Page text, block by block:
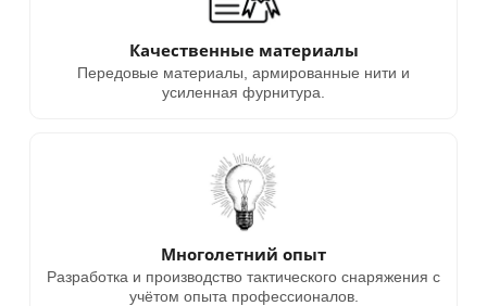
Качественные материалы
Передовые материалы, армированные нити и
усиленная фурнитура.
Многолетний опыт
Разработка и производство тактического снаряжения с
учётом опыта профессионалов.